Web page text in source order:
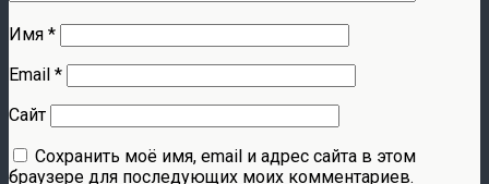
Имя *
Email *
Сайт
Сохранить моё имя, email и адрес сайта в этом
браузере для последующих моих комментариев.